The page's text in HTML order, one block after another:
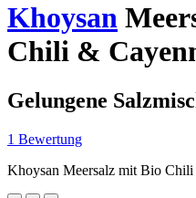
Khoysan
Chili &
Gelungene
1 Bewertung
Khoysan Meersalz mit Bio